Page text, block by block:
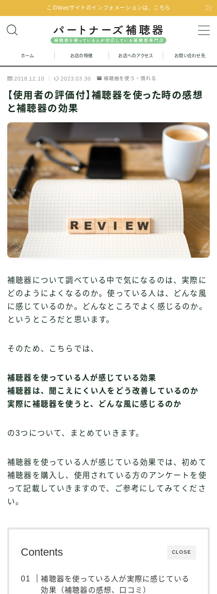
このWebサイトのインフォメーションは、こちら
MENU
お問い合わせ
お店の特徴
聞こえの改善と補聴器のFAQ
お客様の声
取り扱い補聴器
ホーム お店の特徴 お店へのアクセス お問い合わせ先
2018.12.10 2023.03.30 補聴器を使う・慣れる
【使用者の評価付】補聴器を使った時の感想
と補聴器の効果
補聴器について調べている中で気になるのは、実際に
どのようによくなるのか。使っている人は、どんな風
に感じているのか。どんなところでよく感じるのか。
というところだと思います。
そのため、こちらでは、
補聴器を使っている人が感じている効果
補聴器は、聞こえにくい人をどう改善しているのか
実際に補聴器を使うと、どんな風に感じるのか
の3つについて、まとめていきます。
補聴器を使っている人が感じている効果では、初めて
補聴器を購入し、使用されている方のアンケートを使
って記載していきますので、ご参考にしてみてくださ
い。
CLOSE
Contents
補聴器を使っている人が実際に感じている
効果（補聴器の感想、口コミ）